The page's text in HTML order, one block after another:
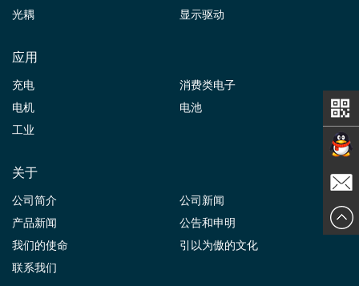
光耦
显示驱动
应用
充电
消费类电子
电机
电池
工业
关于
公司简介
公司新闻
产品新闻
公告和申明
我们的使命
引以为傲的文化
联系我们
在线交
谈
发送邮